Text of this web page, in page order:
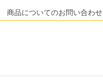
商品についてのお問い合わせ